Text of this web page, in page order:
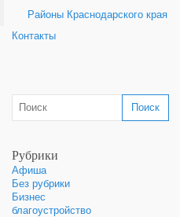
Районы Краснодарского края
Контакты
Рубрики
Афиша
Без рубрики
Бизнес
благоустройство